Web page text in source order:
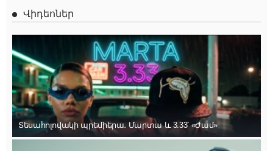
Վիդեոներ
Տեսահոլովակի պրեմիերա․ Մարտա և 3.33՝ «Ժամ»